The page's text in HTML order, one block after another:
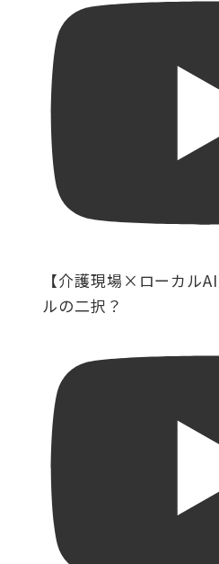
【介護現場×ローカル
ルの二択？